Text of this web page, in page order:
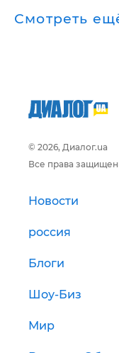
Смотреть
© 2026, Диалог.ua
Все права
Новости
россия
Блоги
Шоу-Биз
Мир